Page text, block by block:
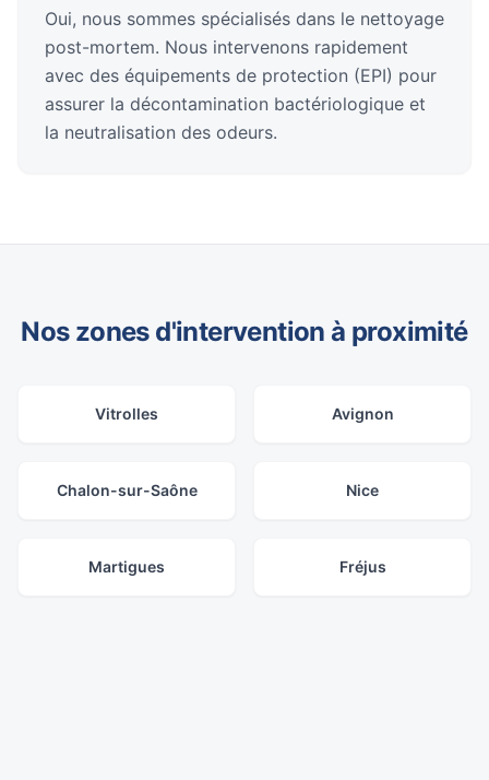
Oui, nous sommes spécialisés dans le nettoyage
post-mortem. Nous intervenons rapidement
avec des équipements de protection (EPI) pour
assurer la décontamination bactériologique et
la neutralisation des odeurs.
Nos zones d'intervention à proximité
Vitrolles Avignon
Chalon-sur-Saône Nice
Martigues Fréjus